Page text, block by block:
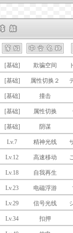
[基础] 欺骗空间
[基础] 属性切换２
[基础] 撞击
[基础] 属性切换
[基础] 阴谋
Lv.7 精神光线
Lv.12 高速移动
Lv.18 自我再生
Lv.23 电磁浮游
Lv.29 信号光线
Lv.34 扣押